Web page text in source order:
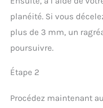
planéité. Si vous
plus de 3 mm, un
poursuivre.
Étape 2
Procédez maintenant